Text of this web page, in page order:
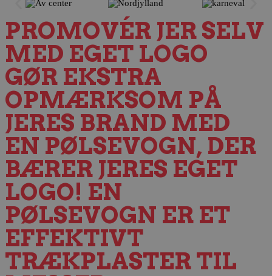
PROMOVÉR JER SELV
MED EGET LOGO
GØR EKSTRA
OPMÆRKSOM PÅ
JERES BRAND MED
EN PØLSEVOGN, DER
BÆRER JERES EGET
LOGO! EN
PØLSEVOGN ER ET
EFFEKTIVT
TRÆKPLASTER TIL